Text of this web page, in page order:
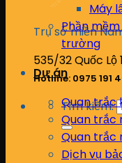
Trụ sở miền
535/32 Quốc Lộ
Hotline: 0975 191
Tìm kiếm:
Máy
Phần
trường
Dự án
Quan trắc
Quan trắc
Quan trắc
Dịch vụ